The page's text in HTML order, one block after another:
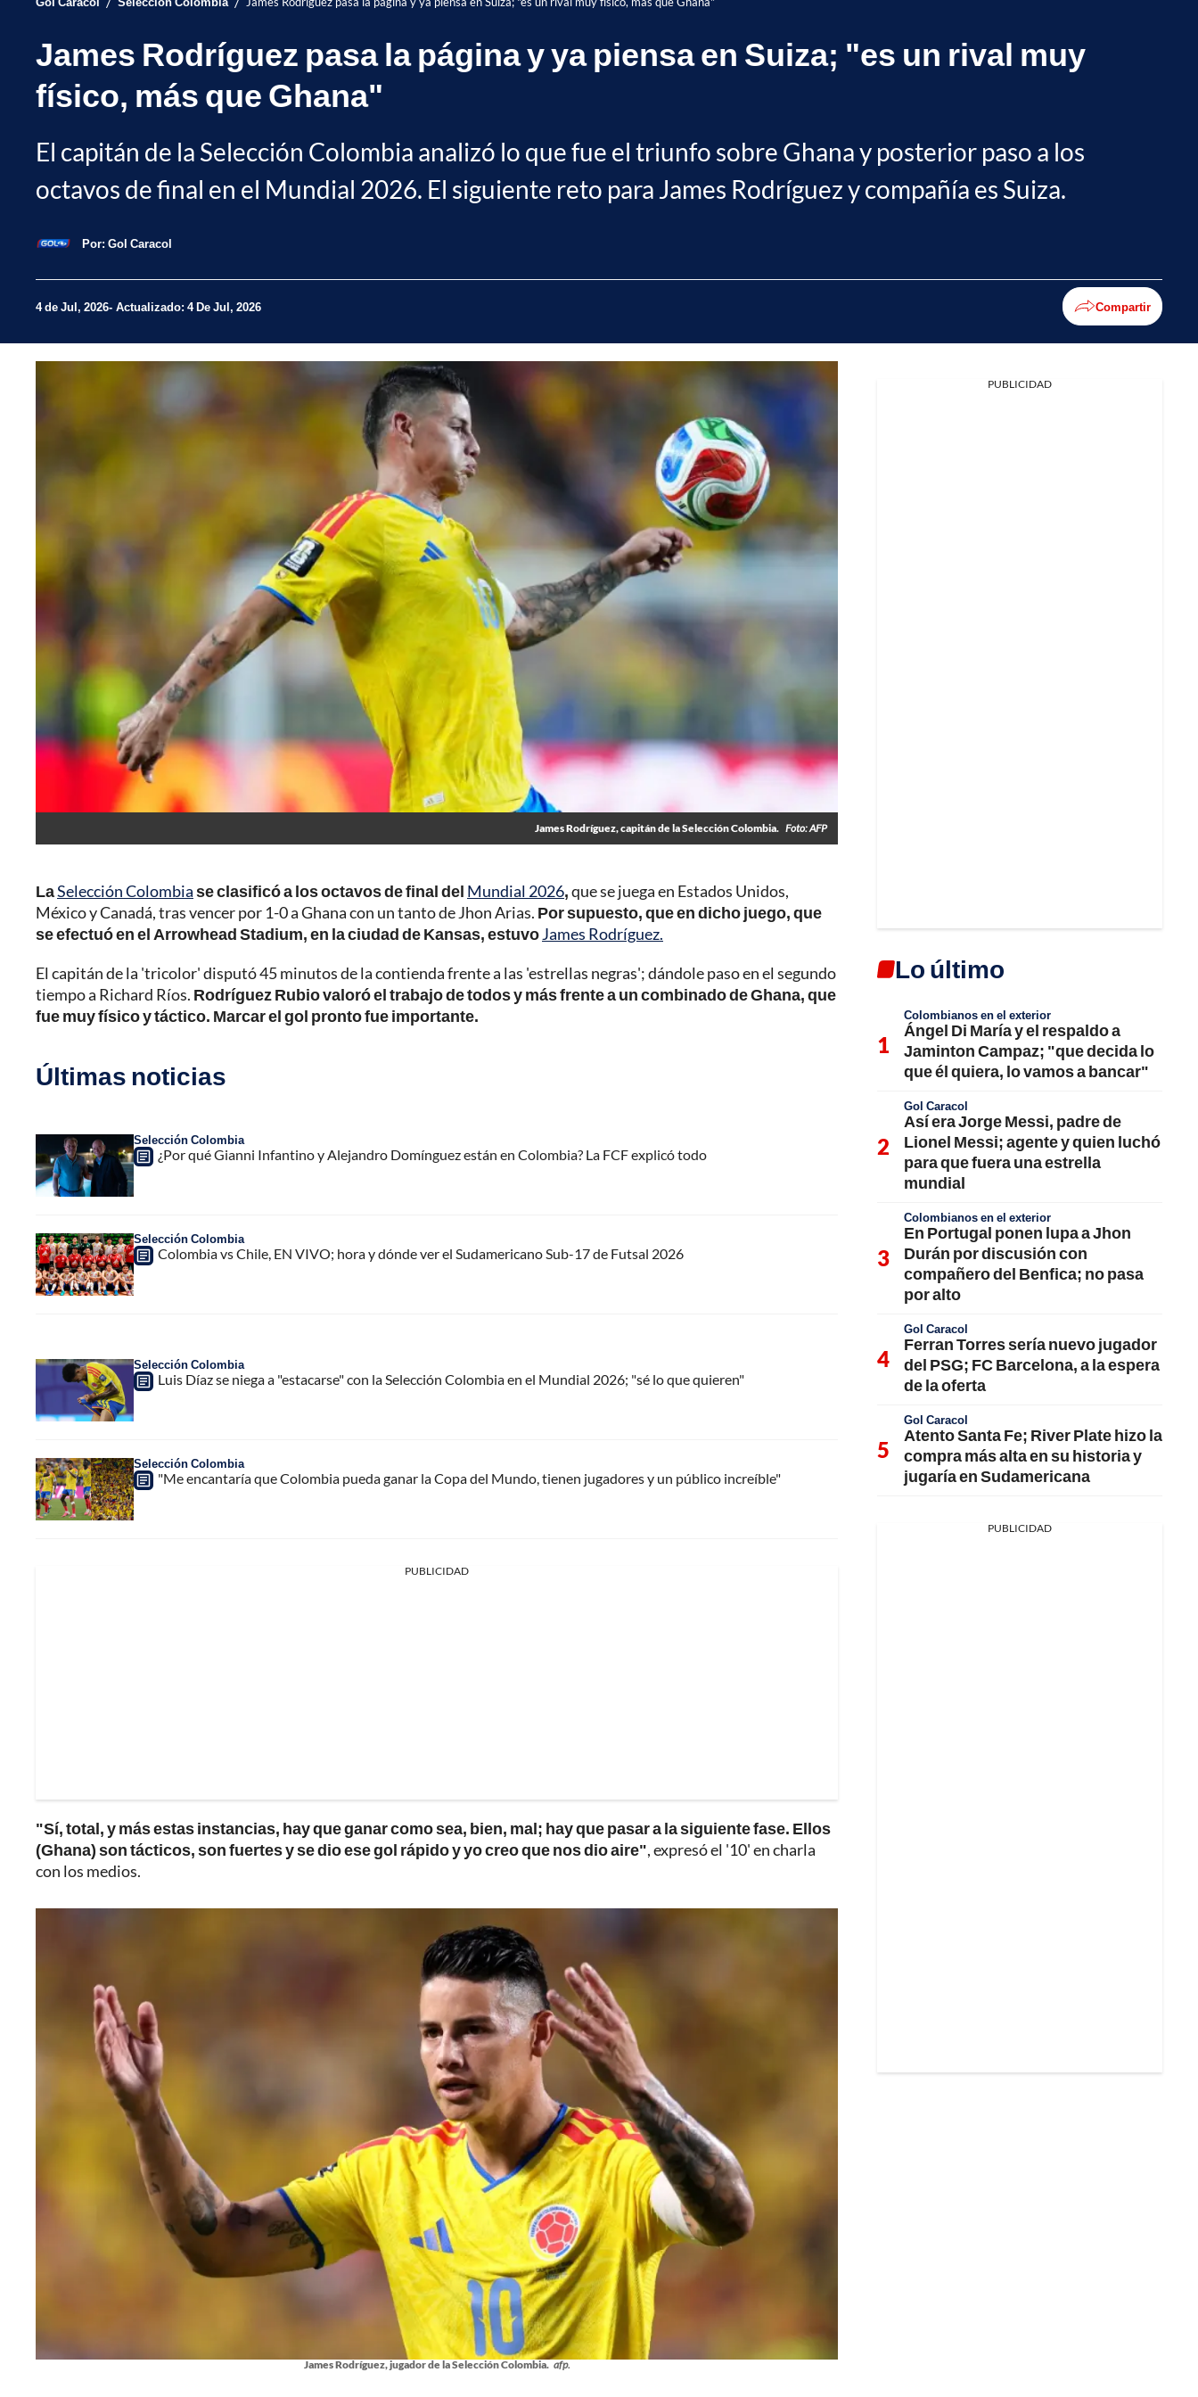
James Rodríguez pasa la página y ya piensa en Suiza; "es un rival muy
físico, más que Ghana"
El capitán de la Selección Colombia analizó lo que fue el triunfo sobre Ghana y posterior paso a los
octavos de final en el Mundial 2026. El siguiente reto para James Rodríguez y compañía es Suiza.
Por: Gol Caracol
4 de Jul, 2026 Actualizado: 4 De Jul, 2026 Compartir
James Rodríguez, capitán de la Selección Colombia. Foto: AFP
LaSelección Colombiase clasificó a los octavos de final del Mundial 2026,que se juega en Estados Unidos,
México y Canadá, tras vencer por 1-0 a Ghana con un tanto de Jhon Arias. Por supuesto, que en dicho juego, que
se efectuó en el Arrowhead Stadium, en la ciudad de Kansas, estuvoJames Rodríguez.
El capitán de la 'tricolor' disputó 45 minutos de la contienda frente a las 'estrellas negras'; dándole paso en el segundo
tiempo a Richard Ríos. Rodríguez Rubio valoró el trabajo de todos y más frente a un combinado de Ghana, que
fue muy físico y táctico. Marcar el gol pronto fue importante.
Últimas noticias
Selección Colombia
¿Por qué Gianni Infantino y Alejandro Domínguez están en Colombia? La FCF explicó todo
Selección Colombia
Colombia vs Chile, EN VIVO; hora y dónde ver el Sudamericano Sub-17 de Futsal 2026
Selección Colombia
Luis Díaz se niega a "estacarse" con la Selección Colombia en el Mundial 2026; "sé lo que quieren"
Selección Colombia
"Me encantaría que Colombia pueda ganar la Copa del Mundo, tienen jugadores y un público increíble"
PUBLICIDAD
"Sí, total, y más estas instancias, hay que ganar como sea, bien, mal; hay que pasar a la siguiente fase. Ellos
(Ghana) son tácticos, son fuertes y se dio ese gol rápido y yo creo que nos dio aire", expresó el '10' en charla
con los medios.
James Rodríguez, jugador de la Selección Colombia. afp.
PUBLICIDAD
Lo último
Colombianos en el exterior
Ángel Di María y el respaldo a
Jaminton Campaz; "que decida lo
que él quiera, lo vamos a bancar"
Gol Caracol
Así era Jorge Messi, padre de
Lionel Messi; agente y quien luchó
para que fuera una estrella
mundial
Colombianos en el exterior
En Portugal ponen lupa a Jhon
Durán por discusión con
compañero del Benfica; no pasa
por alto
Gol Caracol
Ferran Torres sería nuevo jugador
del PSG; FC Barcelona, a la espera
de la oferta
Gol Caracol
Atento Santa Fe; River Plate hizo la
compra más alta en su historia y
jugaría en Sudamericana
PUBLICIDAD